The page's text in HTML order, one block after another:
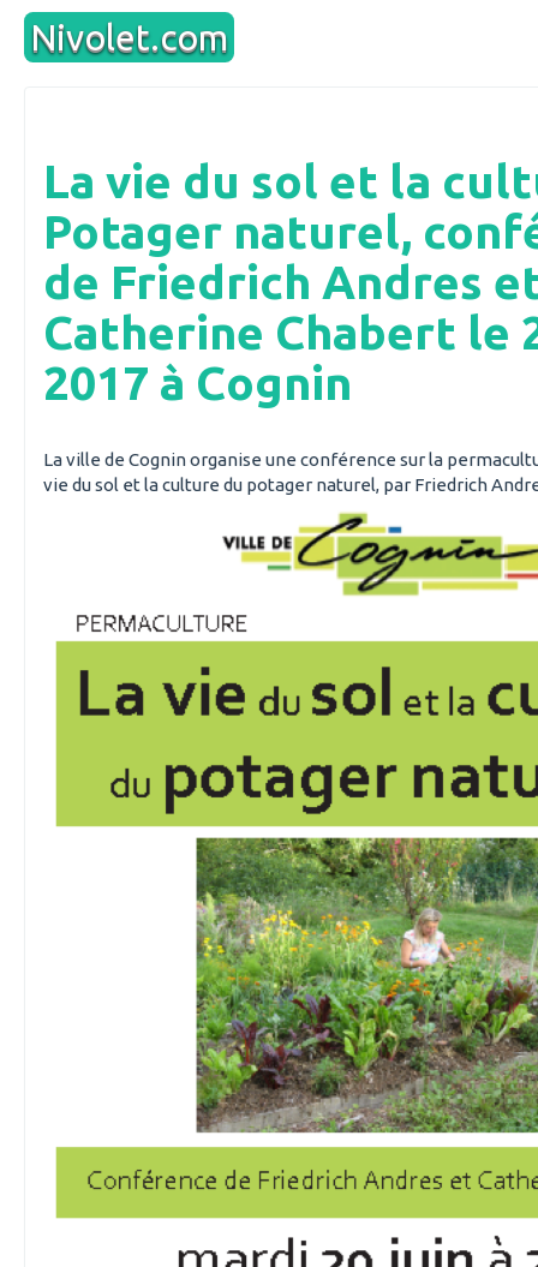
Aller
contenu
Nivolet.com
La vie du sol et la
Potager naturel,
de Friedrich Andres
Catherine Chabert le
2017 à Cognin
La ville de Cognin organise une conférence sur la
vie du sol et la culture du potager naturel, par Friedrich